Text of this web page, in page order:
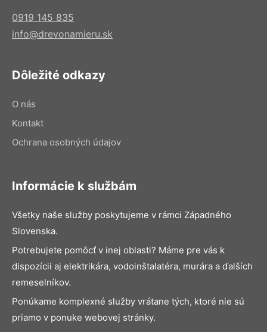
0919 145 835
info@drevonamieru.sk
Dôležité odkazy
O nás
Kontakt
Ochrana osobných údajov
Informácie k službám
Všetky naše služby poskytujeme v rámci Západného
Slovenska.
Potrebujete pomôcť v inej oblasti? Máme pre vás k
dispozícii aj elektrikára, vodoinštalatéra, murára a ďalších
remeselníkov.
Ponúkame komplexné služby vrátane tých, ktoré nie sú
priamo v ponuke webovej stránky.